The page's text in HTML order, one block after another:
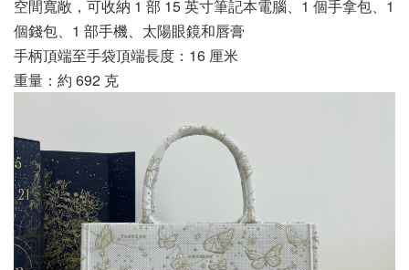
空間寬敞，可收納 1 部 15 英寸筆記本電腦、1 個手拿包、1
個錢包、1 部手機、太陽眼鏡和唇膏
手柄頂端至手袋頂端長度：16 厘米
重量：約 692 克